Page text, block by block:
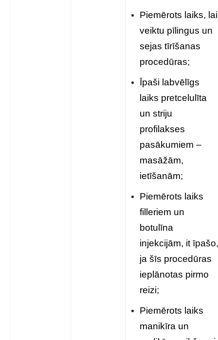
Piemērots laiks, lai
veiktu pīlingus un
sejas tīrīšanas
procedūras;
Īpaši labvēlīgs
laiks pretcelulīta
un striju
profilakses
pasākumiem –
masāžām,
ietīšanām;
Piemērots laiks
filleriem un
botulīna
injekcijām, it īpašo,
ja šīs procedūras
ieplānotas pirmo
reizi;
Piemērots laiks
manikīra un